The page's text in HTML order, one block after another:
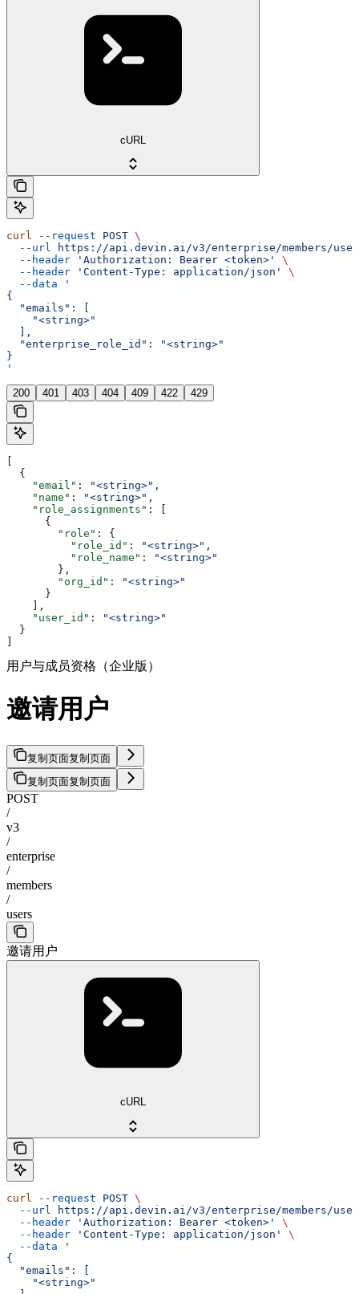
cURL
curl --request POST \
  --url
https://api.devin.ai/v3/enterprise/members/
  --header
'Authorization: Bearer <token>'
\
  --header
'Content-Type: application/json'
\
  --data
'
{
  "emails": [
    "<string>"
  ],
  "enterprise_role_id": "<string>"
}
'
200 401 403 404 409 422 429
  {
    "email"
: "<string>" ,
    "name"
: "<string>" ,
    "role_assignments"
: [
      {
        "role"
: {
          "role_id"
: "<string>" ,
          "role_name"
:
"<string>"
        },
        "org_id"
:
"<string>"
      }
    ],
    "user_id"
:
"<string>"
  }
用户与成员资格（企业版）
邀请用户
复制页面复制页面
复制页面复制页面
POST
/
v3
/
enterprise
/
members
/
users
邀请用户
cURL
curl --request POST \
  --url
https://api.devin.ai/v3/enterprise/members/
  --header
'Authorization: Bearer <token>'
\
  --header
'Content-Type: application/json'
\
  --data
'
{
  "emails": [
    "<string>"